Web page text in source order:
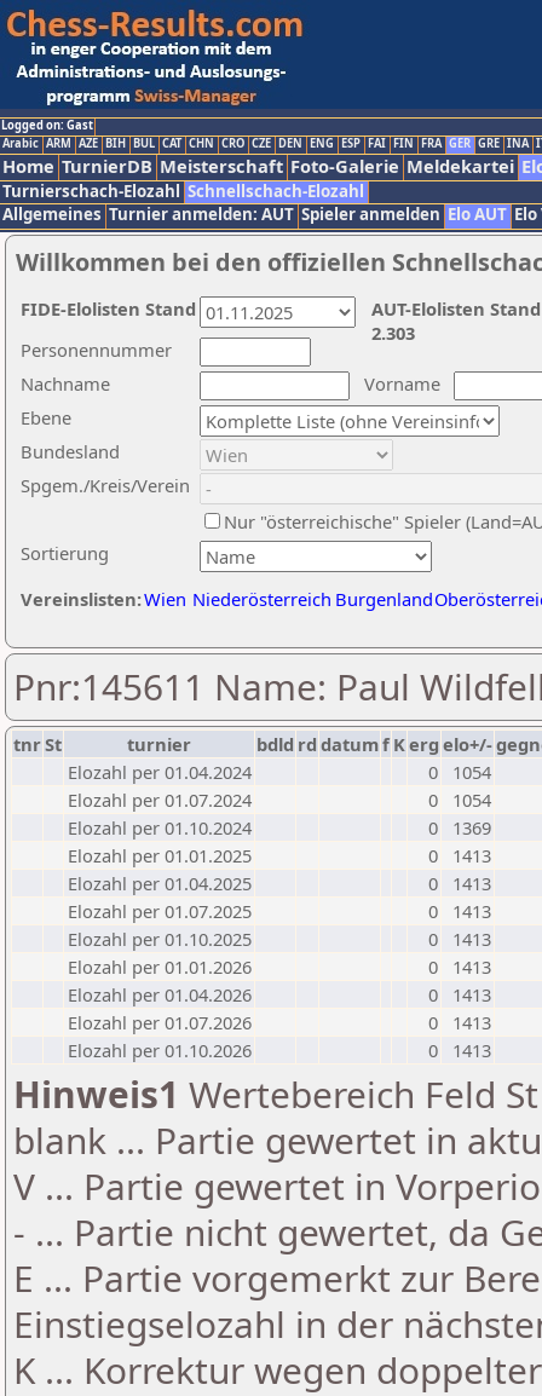
Logged on: Gast
Arabic ARM AZE BIH BUL CAT CHN CRO CZE DEN ENG ESP FAI FIN FRA GER GRE INA
Home TurnierDB Meisterschaft Foto-Galerie Meldekartei
Turnierschach-Elozahl Schnellschach-Elozahl
Allgemeines Turnier anmelden: AUT Spieler anmelden Elo AUT
Willkommen bei den offiziellen
Nachname
Vorname
Ebene
Sortierung
Personennummer
Bundesland
Spgem./Kreis/Verein
Nur "österreichische" Spieler
Vereinslisten:Wien Niederösterreich Burgenland
AUT-Elolisten
2.303
FIDE-Elolisten Stand
Pnr:145611 Name: Paul
tnrSt turnier bdld rd datumf Kerg elo+/-
Elozahl per 01.04.2024
0
1054
Elozahl per 01.07.2024
0
1054
Elozahl per 01.10.2024
0
1369
Elozahl per 01.01.2025
0
1413
Elozahl per 01.04.2025
0
1413
Elozahl per 01.07.2025
0
1413
Elozahl per 01.10.2025
0
1413
Elozahl per 01.01.2026
0
1413
Elozahl per 01.04.2026
0
1413
Elozahl per 01.07.2026
0
1413
Elozahl per 01.10.2026
0 1413
Hinweis1 Wertebereich Feld
blank ... Partie gewertet in
V ... Partie gewertet in
- ... Partie nicht gewertet, da
E ... Partie vorgemerkt zur
Einstiegselozahl in der
K ... Korrektur wegen